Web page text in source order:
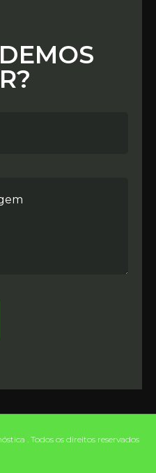
. Todos os direitos reservados